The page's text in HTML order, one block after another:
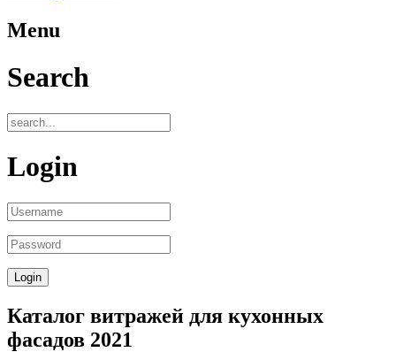
Menu
Search
Login
Каталог витражей для кухонных
фасадов 2021